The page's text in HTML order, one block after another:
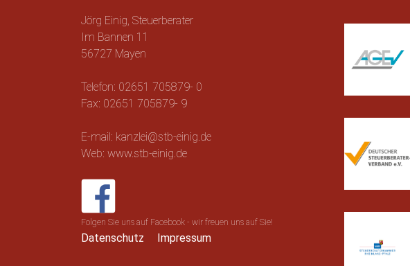
Jörg Einig, Steuerberater
Im Bannen 11
56727 Mayen
Telefon: 02651 705879- 0
Fax: 02651 705879- 9
E-mail: kanzlei@stb-einig.de
Web: www.stb-einig.de
Folgen Sie uns auf Facebook - wir freuen uns auf Sie!
Datenschutz Impressum